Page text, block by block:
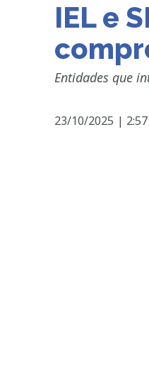
IEL e
Entidades que
23/10/2025 |